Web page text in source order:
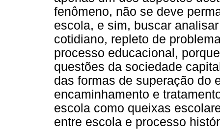
fenômeno, não se deve
escola, e sim, buscar
cotidiano, repleto de
processo educacional,
questões da sociedade
das formas de superação do
encaminhamento e
escola como queixas
entre escola e processo